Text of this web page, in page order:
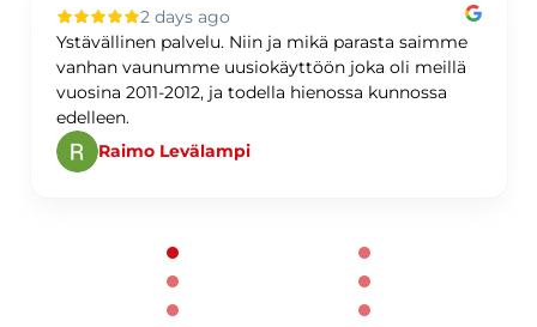
2 days ago
Ystävällinen palvelu. Niin ja mikä parasta saimme
vanhan vaunumme uusiokäyttöön joka oli meillä
vuosina 2011-2012, ja todella hienossa kunnossa
edelleen.
Raimo Levälampi